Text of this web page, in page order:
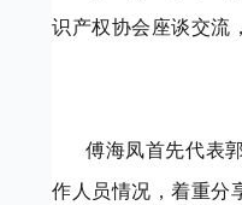
识产权协会座谈交流
傅海凤首先代表郭
作人员情况，着重分